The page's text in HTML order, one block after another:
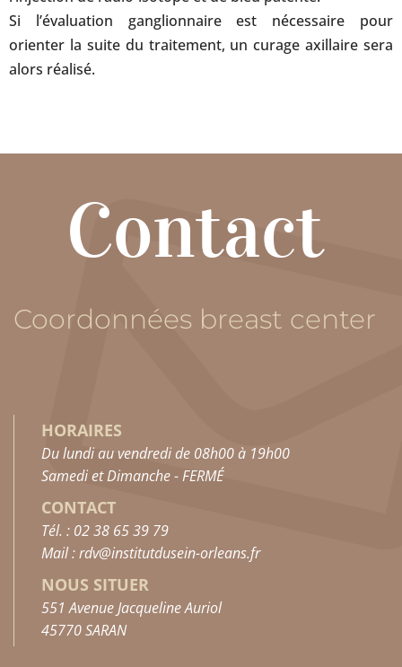
Si l’évaluation ganglionnaire est nécessaire pour
orienter la suite du traitement, un curage axillaire sera
alors réalisé.
Contact
Coordonnées breast center
HORAIRES
Du lundi au vendredi de 08h00 à 19h00
Samedi et Dimanche - FERMÉ
CONTACT
Tél. : 02 38 65 39 79
Mail : rdv@institutdusein-orleans.fr
NOUS SITUER
551 Avenue Jacqueline Auriol
45770 SARAN